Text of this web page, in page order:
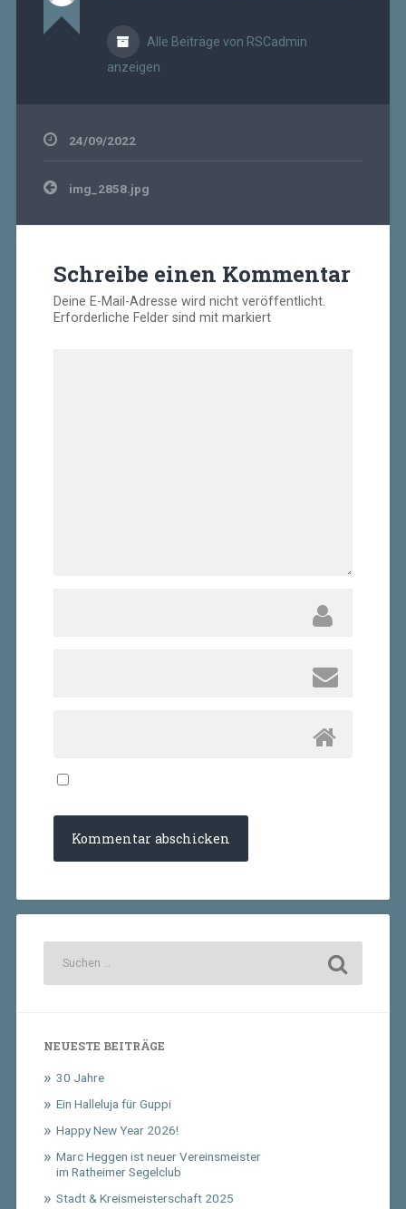
Alle Beiträge von RSCadmin
anzeigen
24/09/2022
Beitragsnavigation
img_2858.jpg
Schreibe einen Kommentar
Deine E-Mail-Adresse wird nicht veröffentlicht.
Erforderliche Felder sind mitmarkiert
NEUESTE BEITRÄGE
30 Jahre
Ein Halleluja für Guppi
Happy New Year 2026!
Marc Heggen ist neuer Vereinsmeister
im Ratheimer Segelclub
Stadt & Kreismeisterschaft 2025